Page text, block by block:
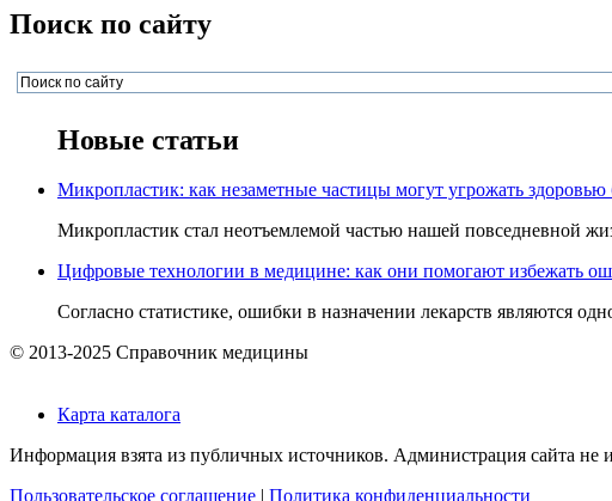
Поиск по сайту
Новые статьи
Микропластик: как незаметные частицы могут угрожать
Микропластик стал неотъемлемой частью нашей повседневной
Цифровые технологии в медицине: как они помогают избежать
Согласно статистике, ошибки в назначении лекарств являются
© 2013-2025 Справочник медицины
Карта каталога
Информация взята из публичных источников. Администрация сайта не
Пользовательское соглашение
Политика конфиденциальности